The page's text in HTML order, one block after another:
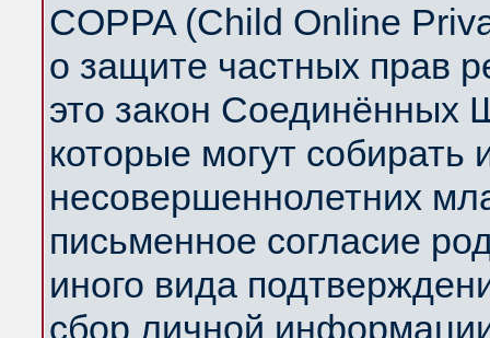
COPPA (Child Online
о защите частных прав
это закон Соединённых
которые могут
несовершеннолетних
письменное согласие
иного вида
сбор личной